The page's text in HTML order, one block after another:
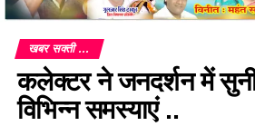
खबर सक्ती ...
कलेक्टर ने जनदर्शन में
विभिन्न समस्याएं ..